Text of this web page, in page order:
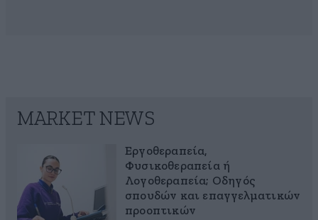
MARKET NEWS
Εργοθεραπεία,
Φυσικοθεραπεία ή
Λογοθεραπεία; Οδηγός
σπουδών και επαγγελματικών
προοπτικών